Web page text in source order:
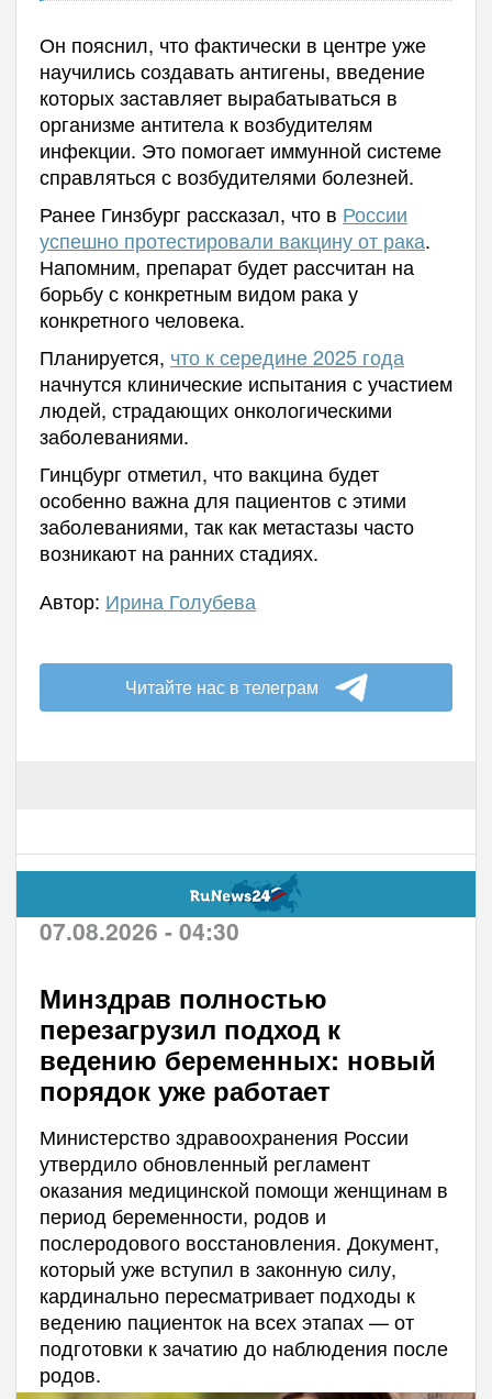
Он пояснил, что фактически в центре уже
научились создавать антигены, введение
которых заставляет вырабатываться в
организме антитела к возбудителям
инфекции. Это помогает иммунной системе
справляться с возбудителями болезней.
Ранее Гинзбург рассказал, что в России
успешно протестировали вакцину от рака.
Напомним, препарат будет рассчитан на
борьбу с конкретным видом рака у
конкретного человека.
Планируется, что к середине 2025 года
начнутся клинические испытания с участием
людей, страдающих онкологическими
заболеваниями.
Гинцбург отметил, что вакцина будет
особенно важна для пациентов с этими
заболеваниями, так как метастазы часто
возникают на ранних стадиях.
Автор: Ирина Голубева
Читайте нас в телеграм
07.08.2026 - 04:30
Минздрав полностью
перезагрузил подход к
ведению беременных: новый
порядок уже работает
Министерство здравоохранения России
утвердило обновленный регламент
оказания медицинской помощи женщинам в
период беременности, родов и
послеродового восстановления. Документ,
который уже вступил в законную силу,
кардинально пересматривает подходы к
ведению пациенток на всех этапах — от
подготовки к зачатию до наблюдения после
родов.